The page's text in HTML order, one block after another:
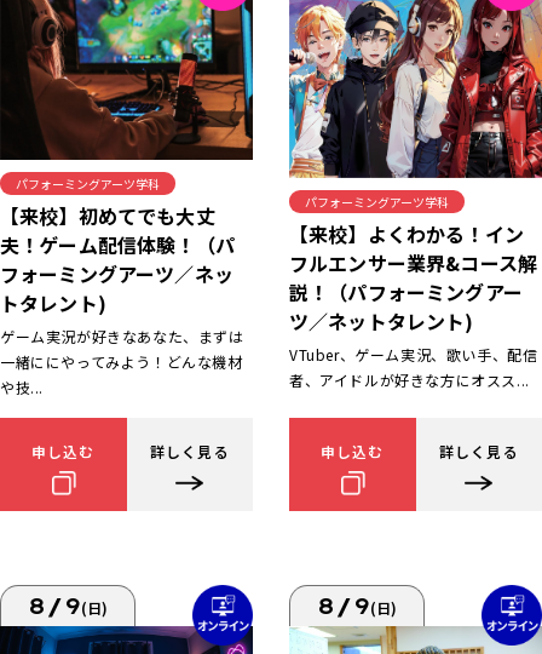
パフォーミングアーツ学科
【来校】初めてでも大丈
夫！ゲーム配信体験！（パ
フォーミングアーツ／ネッ
トタレント)
ゲーム実況が好きなあなた、まずは
一緒ににやってみよう！どんな機材
や技...
申し込む 詳しく見る
パフォーミングアーツ学科
【来校】よくわかる！イン
フルエンサー業界&コース解
説！（パフォーミングアー
ツ／ネットタレント)
VTuber、ゲーム実況、歌い手、配信
者、アイドルが好きな方にオスス...
申し込む 詳しく見る
8/9(日) 8/9(日)